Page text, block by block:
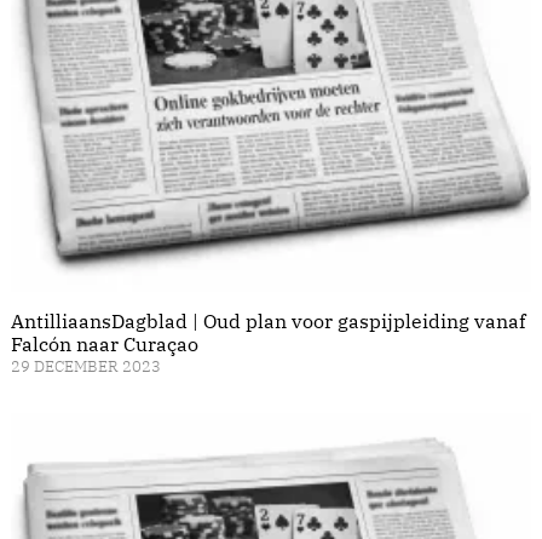
AntilliaansDagblad | Oud plan voor gaspijpleiding vanaf
Falcón naar Curaçao
29 DECEMBER 2023